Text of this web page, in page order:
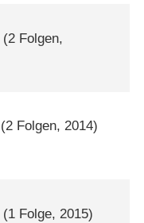
(2 Folgen,
(2 Folgen, 2014)
(1 Folge, 2015)